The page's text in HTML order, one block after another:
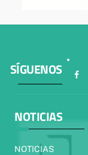
SÍGUENOS
NOTICIAS
NOTICIAS